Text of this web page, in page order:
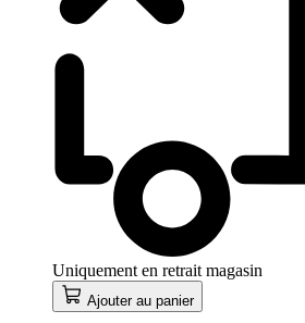
Uniquement en retrait magasin
Ajouter au panier